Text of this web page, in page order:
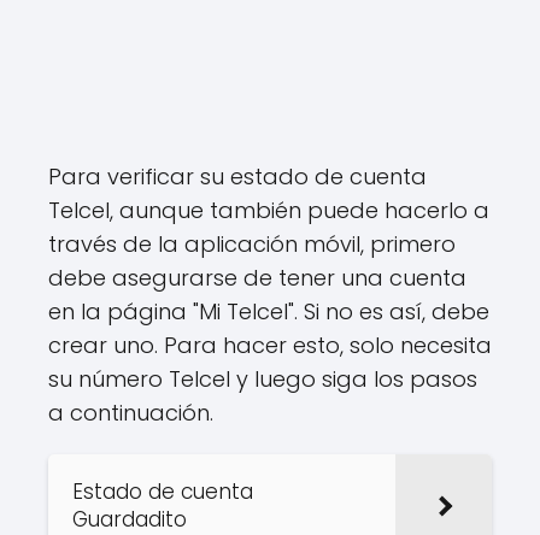
Para verificar su estado de cuenta
Telcel, aunque también puede hacerlo a
través de la aplicación móvil, primero
debe asegurarse de tener una cuenta
en la página "Mi Telcel". Si no es así, debe
crear uno. Para hacer esto, solo necesita
su número Telcel y luego siga los pasos
a continuación.
Estado de cuenta
Guardadito